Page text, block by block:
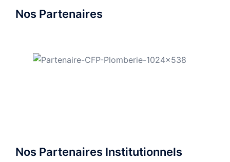
Nos Partenaires
Nos Partenaires Institutionnels